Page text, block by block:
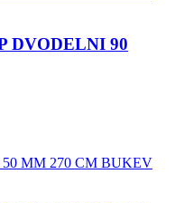
DVODELNI 90